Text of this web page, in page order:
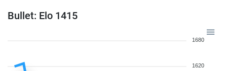
Bullet: Elo 1415
1680
1620